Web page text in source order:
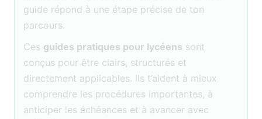
guide répond à une étape précise de ton
parcours.
Ces guides pratiques pour lycéens sont
conçus pour être clairs, structurés et
directement applicables. Ils t’aident à mieux
comprendre les procédures importantes, à
anticiper les échéances et à avancer avec